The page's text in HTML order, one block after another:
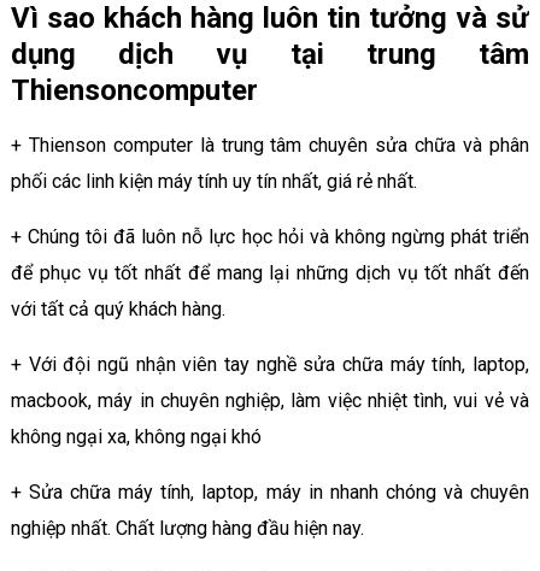
Vì sao khách hàng luôn tin tưởng và sử
dụng dịch vụ tại trung tâm
Thiensoncomputer
+ Thienson computer là trung tâm chuyên sửa chữa và phân
phối các linh kiện máy tính uy tín nhất, giá rẻ nhất.
+ Chúng tôi đã luôn nỗ lực học hỏi và không ngừng phát triển
để phục vụ tốt nhất để mang lại những dịch vụ tốt nhất đến
với tất cả quý khách hàng.
+ Với đội ngũ nhận viên tay nghề sửa chữa máy tính, laptop,
macbook, máy in chuyên nghiệp, làm việc nhiệt tình, vui vẻ và
không ngại xa, không ngại khó
+ Sửa chữa máy tính, laptop, máy in nhanh chóng và chuyên
nghiệp nhất. Chất lượng hàng đầu hiện nay.